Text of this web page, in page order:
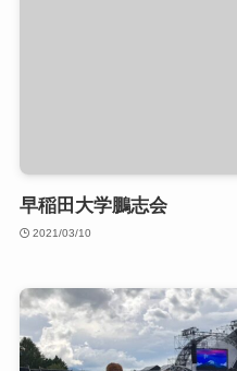
早稲田大学鵬志会
2021/03/10